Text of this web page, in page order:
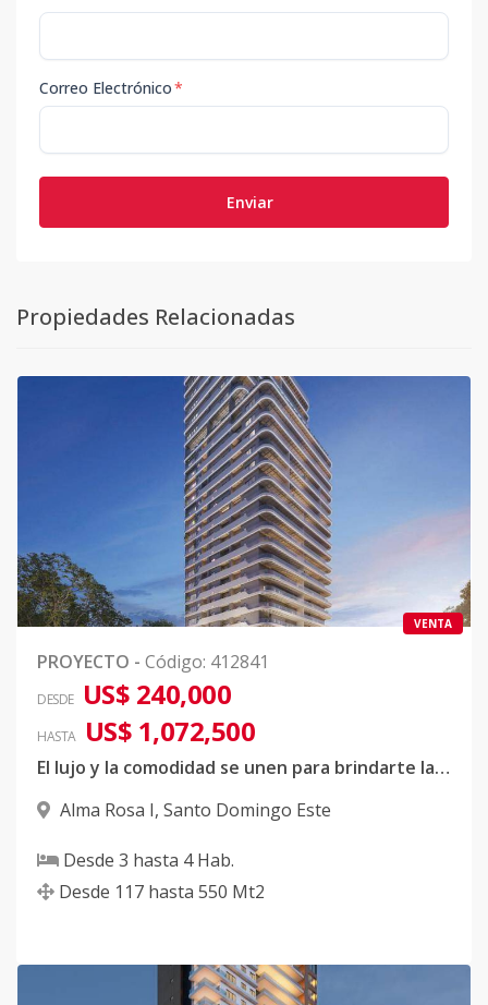
Correo Electrónico*
Enviar
Propiedades Relacionadas
VENTA
PROYECTO - Código: 412841
DESDE US$ 240,000
HASTA US$ 1,072,500
El lujo y la comodidad se unen para brindarte la experiencia de hogar que siempre soñaste
Alma Rosa I, Santo Domingo Este
Desde 3 hasta 4Hab.
Desde 117 hasta 550 Mt2